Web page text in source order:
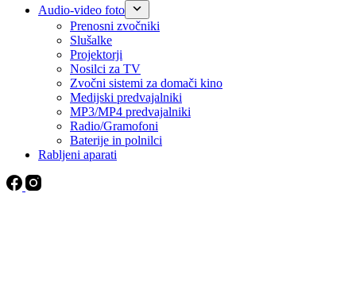
Audio-video foto
Prenosni zvočniki
Slušalke
Projektorji
Nosilci za TV
Zvočni sistemi za domači kino
Medijski predvajalniki
MP3/MP4 predvajalniki
Radio/Gramofoni
Baterije in polnilci
Rabljeni aparati